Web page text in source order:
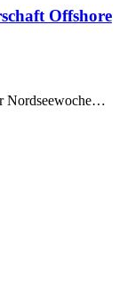
Offshore
Nordseewoche…